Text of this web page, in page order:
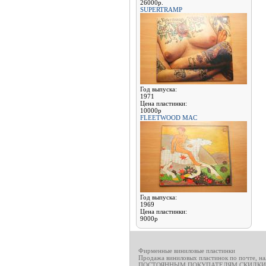
26000р.
SUPERTRAMP
Год выпуска:
1971
Цена пластинки:
10000р
FLEETWOOD MAC
Год выпуска:
1969
Цена пластинки:
9000р
Фирменные виниловые пластинки
Продажа виниловых пластинок по почте,